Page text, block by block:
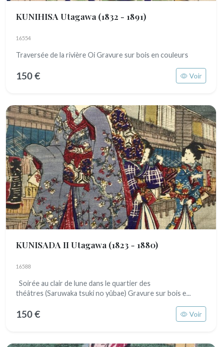
KUNIHISA Utagawa (1832 - 1891)
16554
Traversée de la rivière Oi Gravure sur bois en couleurs
150 € Voir
KUNISADA II Utagawa (1823 - 1880)
16588
Soirée au clair de lune dans le quartier des
théâtres (Saruwaka tsuki no yûbae) Gravure sur bois e...
150 € Voir